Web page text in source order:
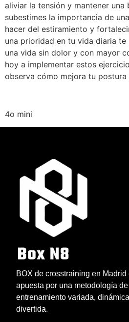
aliviar la tensión y mantener una
subestimes la importancia de
hacer del estiramiento y
una prioridad en tu vida diaria
una vida sin dolor y con mayor
hoy a implementar estos
observa cómo mejora tu postura
4o mini
BOX de crosstraining en Madrid
apuesta por una metodología de
entrenamiento variada,
divertida.